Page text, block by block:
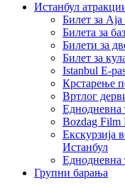
Истанбул
Билет за
Билетa за
Билети за
Билет за
Istanbul E-
Крстарење
Вртлог
Еднодневна
Bozdag Film
Екскурзија
Истанбул
Еднодневна
Групни барања